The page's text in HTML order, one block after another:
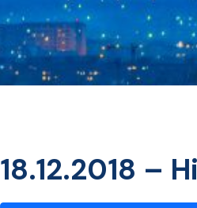
18.12.2018 –